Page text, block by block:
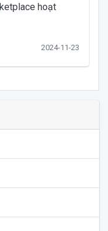
hoạt
2024-11-23